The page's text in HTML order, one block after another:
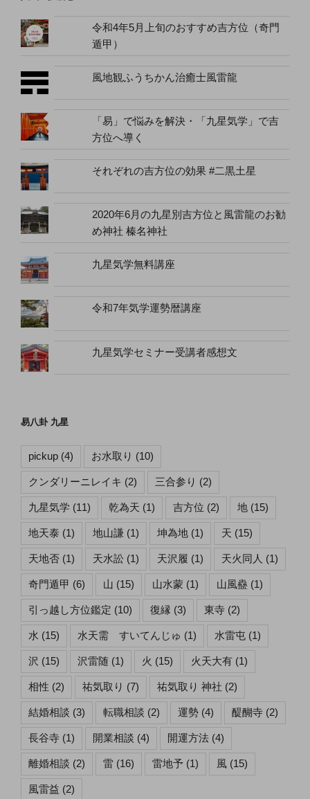
令和4年5月上旬のおすすめ吉方位（奇門
遁甲）
風地観ふうちかん治癒士風雷龍
「易」で悩みを解決・「九星気学」で吉
方位へ導く
それぞれの吉方位の効果 #二黒土星
2020年6月の九星別吉方位と風雷龍のお勧
め神社 榛名神社
九星気学無料講座
令和7年気学運勢暦講座
九星気学セミナー受講者感想文
易八卦 九星
pickup (4) お水取り (10)
クンダリーニレイキ (2) 三合参り (2)
九星気学 (11) 乾為天 (1) 吉方位 (2) 地 (15)
地天泰 (1) 地山謙 (1) 坤為地 (1) 天 (15)
天地否 (1) 天水訟 (1) 天沢履 (1) 天火同人 (1)
奇門遁甲 (6) 山 (15) 山水蒙 (1) 山風蠱 (1)
引っ越し方位鑑定 (10) 復縁 (3) 東寺 (2)
水 (15) 水天需 すいてんじゅ (1) 水雷屯 (1)
沢 (15) 沢雷随 (1) 火 (15) 火天大有 (1)
相性 (2) 祐気取り (7) 祐気取り 神社 (2)
結婚相談 (3) 転職相談 (2) 運勢 (4) 醍醐寺 (2)
長谷寺 (1) 開業相談 (4) 開運方法 (4)
離婚相談 (2) 雷 (16) 雷地予 (1) 風 (15)
風雷益 (2)